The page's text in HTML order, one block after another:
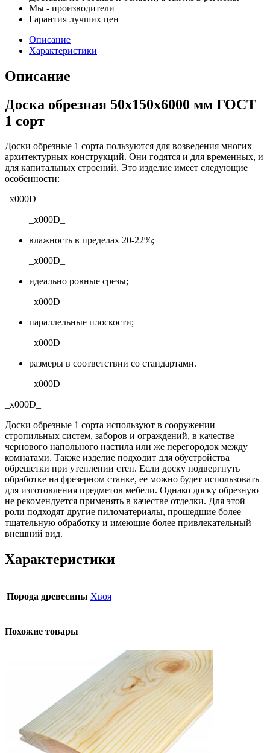
Мы - производители
Гарантия лучших цен
Описание
Характеристики
Описание
Доска обрезная 50х150х6000 мм ГОСТ
1 сорт
Доски обрезные 1 сорта пользуются для возведения многих
архитектурных конструкций. Они годятся и для временных, и
для капитальных строений. Это изделие имеет следующие
особенности:
_x000D_
_x000D_
влажность в пределах 20-22%;
_x000D_
идеально ровные срезы;
_x000D_
параллельные плоскости;
_x000D_
размеры в соответствии со стандартами.
_x000D_
_x000D_
Доски обрезные 1 сорта используют в сооружении
стропильных систем, заборов и ограждений, в качестве
чернового напольного настила или же перегородок между
комнатами. Также изделие подходит для обустройства
обрешетки при утеплении стен. Если доску подвергнуть
обработке на фрезерном станке, ее можно будет использовать
для изготовления предметов мебели. Однако доску обрезную
не рекомендуется применять в качестве отделки. Для этой
роли подходят другие пиломатериалы, прошедшие более
тщательную обработку и имеющие более привлекательный
внешний вид.
Характеристики
Порода древесины Хвоя
Похожие товары